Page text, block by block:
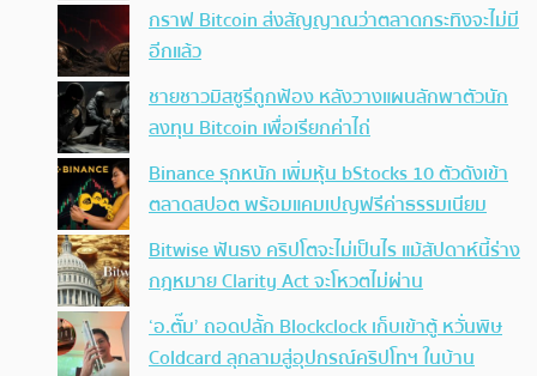
กราฟ Bitcoin ส่งสัญญาณว่าตลาดกระทิงจะไม่มี
อีกแล้ว
ชายชาวมิสซูรีถูกฟ้อง หลังวางแผนลักพาตัวนัก
ลงทุน Bitcoin เพื่อเรียกค่าไถ่
Binance รุกหนัก เพิ่มหุ้น bStocks 10 ตัวดังเข้า
ตลาดสปอต พร้อมแคมเปญฟรีค่าธรรมเนียม
Bitwise ฟันธง คริปโตจะไม่เป็นไร แม้สัปดาห์นี้ร่าง
กฎหมาย Clarity Act จะโหวตไม่ผ่าน
‘อ.ตั๊ม’ ถอดปลั้ก Blockclock เก็บเข้าตู้ หวั่นพิษ
Coldcard ลุกลามสู่อุปกรณ์คริปโทฯ ในบ้าน